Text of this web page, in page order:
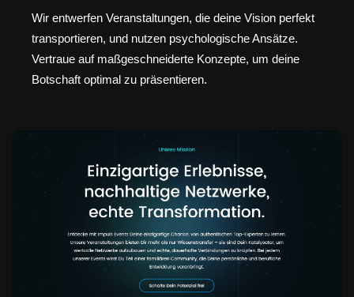
Wir entwerfen Veranstaltungen, die deine Vision perfekt
transportieren, und nutzen psychologische Ansätze.
Vertraue auf maßgeschneiderte Konzepte, um deine
Botschaft optimal zu präsentieren.